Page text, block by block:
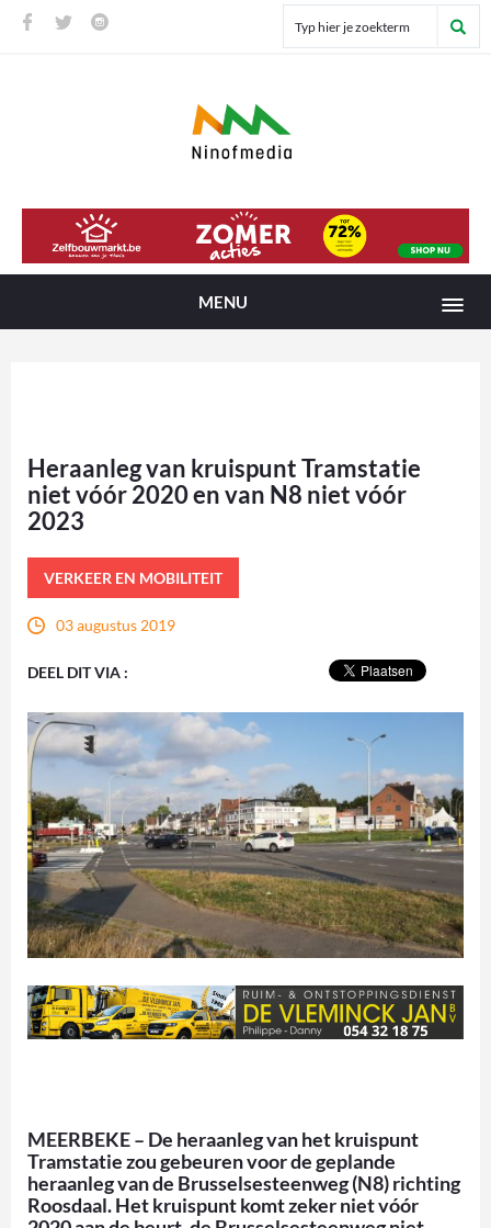
MENU
Heraanleg van kruispunt Tramstatie
niet vóór 2020 en van N8 niet vóór
2023
VERKEER EN MOBILITEIT
03 augustus 2019
DEEL DIT VIA :
MEERBEKE – De heraanleg van het kruispunt
Tramstatie zou gebeuren voor de geplande
heraanleg van de Brusselsesteenweg (N8) richting
Roosdaal. Het kruispunt komt zeker niet vóór